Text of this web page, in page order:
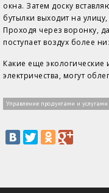
окна. Затем доску
бутылки выходит на
Проходя через воронку,
поступает воздух более
Какие еще
электричества, могут
Управление продуктами и услугами